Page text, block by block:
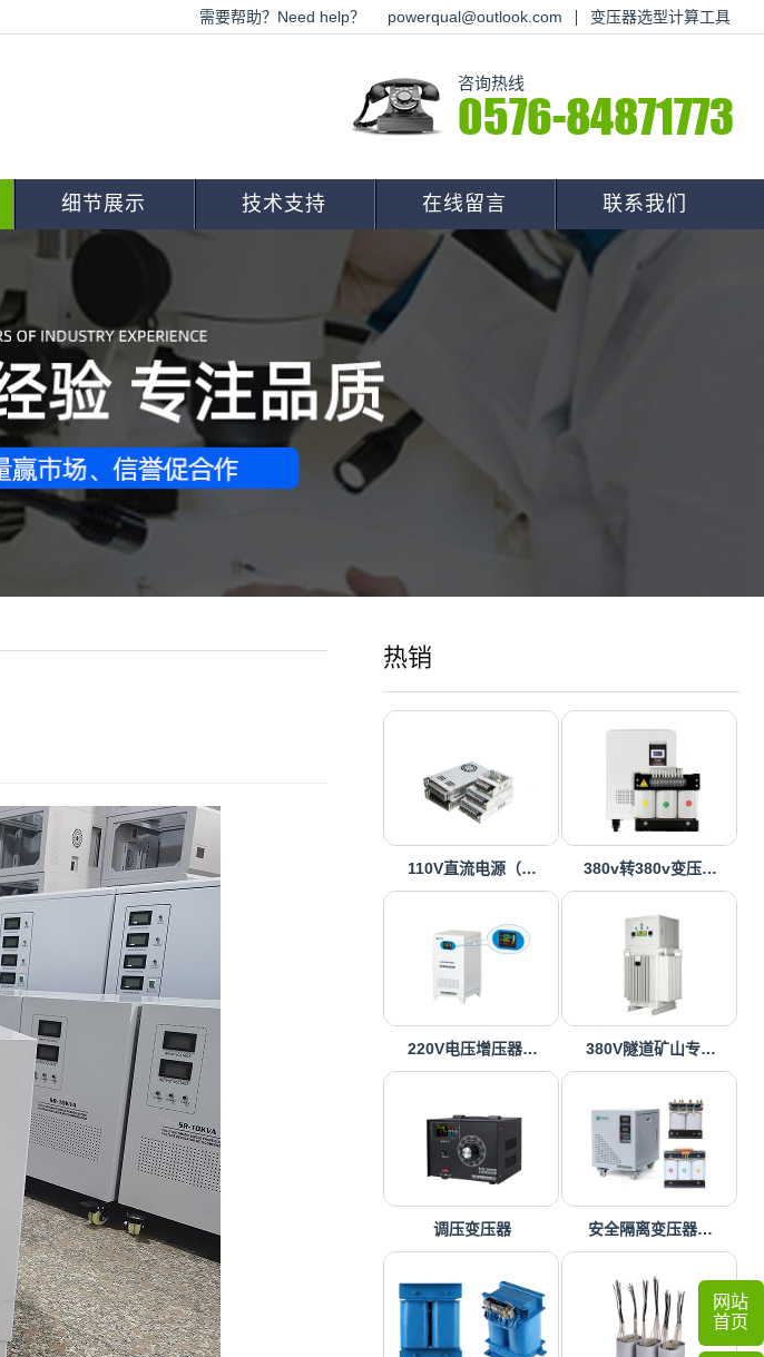
需要帮助？Need help？ powerqual@outlook.com 变压器选型计算工具
咨询热线
0576-84871773
细节展示 技术支持 在线留言 联系我们
热销
110V直流电源（… 380v转380v变压…
220V电压增压器… 380V隧道矿山专…
调压变压器 安全隔离变压器…
网站
首页